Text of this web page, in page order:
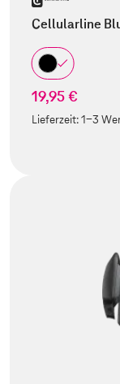
Cellularline
19,95 €
Lieferzeit:1-3